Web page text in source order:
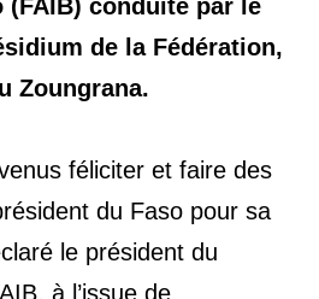
(FAIB) conduite par le
de la Fédération,
Zoungrana.
féliciter et faire des
du Faso pour sa
le président du
à l’issue de